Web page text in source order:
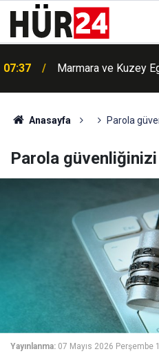
07:37 Marmara ve Kuzey
07:18
aktaran görevli ifşa
Anasayfa Parola
Parola
Yayınlanma: 07 Mayıs 2026 Perşembe